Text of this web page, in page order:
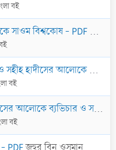
বই
সাওম বিশ্বকোষ - PDF
ফিকহ (মুখতাসার ফিকহুস সুন্নাহ) - PDF
বই
ব্যভিচার ও সমকাম - PDF
বই
PDFজহুর বিন ওসমান